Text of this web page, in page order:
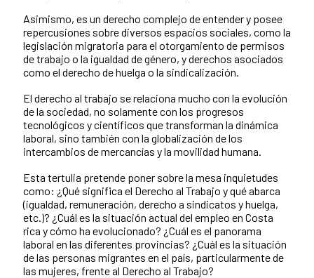
Asimismo, es un derecho complejo de entender y posee
repercusiones sobre diversos espacios sociales, como la
legislación migratoria para el otorgamiento de permisos
de trabajo o la igualdad de género, y derechos asociados
como el derecho de huelga o la sindicalización.
El derecho al trabajo se relaciona mucho con la evolución
de la sociedad, no solamente con los progresos
tecnológicos y científicos que transforman la dinámica
laboral, sino también con la globalización de los
intercambios de mercancías y la movilidad humana.
Esta tertulia pretende poner sobre la mesa inquietudes
como: ¿Qué significa el Derecho al Trabajo y qué abarca
(igualdad, remuneración, derecho a sindicatos y huelga,
etc.)? ¿Cuál es la situación actual del empleo en Costa
rica y cómo ha evolucionado? ¿Cuál es el panorama
laboral en las diferentes provincias? ¿Cuál es la situación
de las personas migrantes en el país, particularmente de
las mujeres, frente al Derecho al Trabajo?